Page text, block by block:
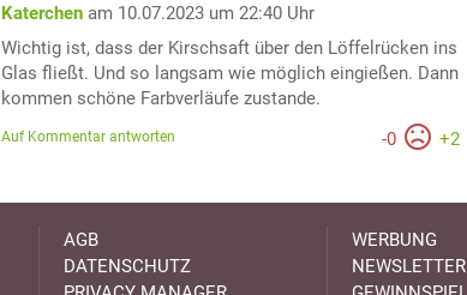
Katerchen am 10.07.2023 um 22:40 Uhr
Wichtig ist, dass der Kirschsaft über den Löffelrücken ins
Glas fließt. Und so langsam wie möglich eingießen. Dann
kommen schöne Farbverläufe zustande.
-0 +2
Auf Kommentar antworten
AGB
DATENSCHUTZ
WERBUNG
NEWSLETTER